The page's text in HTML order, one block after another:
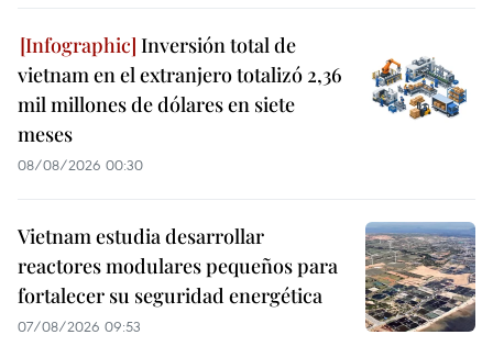
Inversión total de
vietnam en el extranjero totalizó 2,36
mil millones de dólares en siete
meses
08/08/2026 00:30
Vietnam estudia desarrollar
reactores modulares pequeños para
fortalecer su seguridad energética
07/08/2026 09:53